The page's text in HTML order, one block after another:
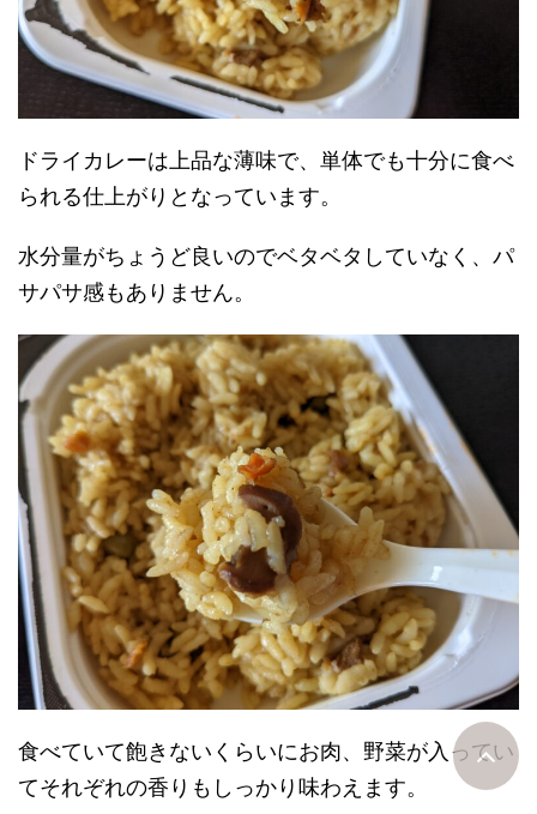
ドライカレーは上品な薄味で、単体でも十分に食べ
られる仕上がりとなっています。
水分量がちょうど良いのでベタベタしていなく、パ
サパサ感もありません。
食べていて飽きないくらいにお肉、野菜が入ってい
てそれぞれの香りもしっかり味わえます。